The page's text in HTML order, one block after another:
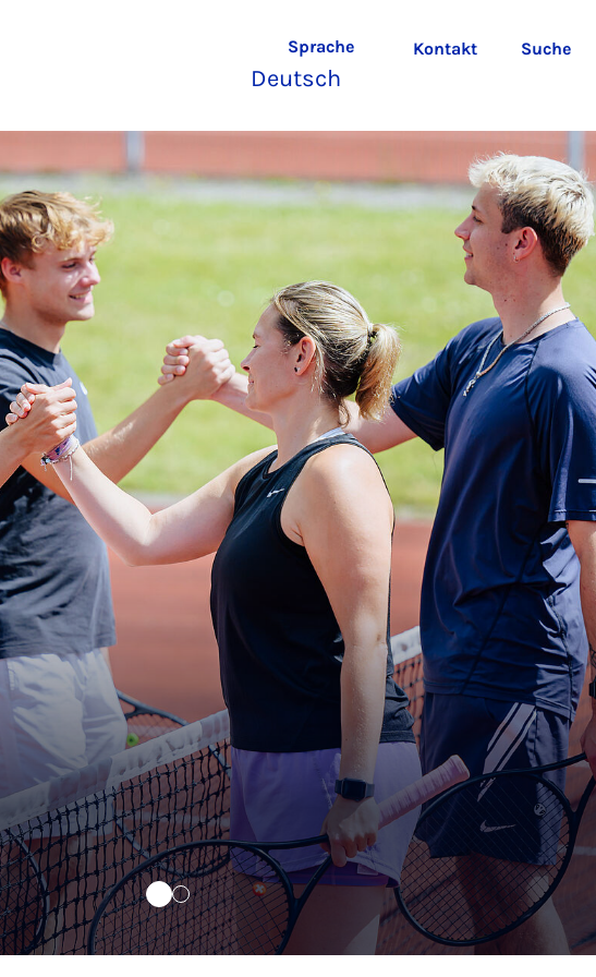
Sprache
Deutsch
Kontakt Suche